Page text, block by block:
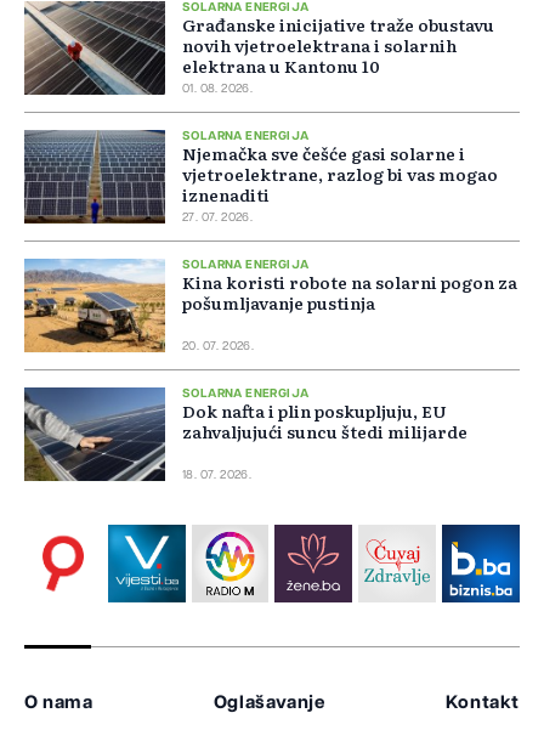
SOLARNA ENERGIJA
Građanske inicijative traže obustavu
novih vjetroelektrana i solarnih
elektrana u Kantonu 10
01. 08. 2026.
SOLARNA ENERGIJA
Njemačka sve češće gasi solarne i
vjetroelektrane, razlog bi vas mogao
iznenaditi
27. 07. 2026.
SOLARNA ENERGIJA
Kina koristi robote na solarni pogon za
pošumljavanje pustinja
20. 07. 2026.
SOLARNA ENERGIJA
Dok nafta i plin poskupljuju, EU
zahvaljujući suncu štedi milijarde
18. 07. 2026.
O nama Oglašavanje Kontakt